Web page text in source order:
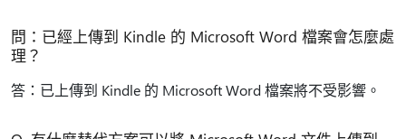
問：已經上傳到 Kindle 的 Microsoft Word 檔案會怎麼處
理？
答：已上傳到 Kindle 的 Microsoft Word 檔案將不受影響。